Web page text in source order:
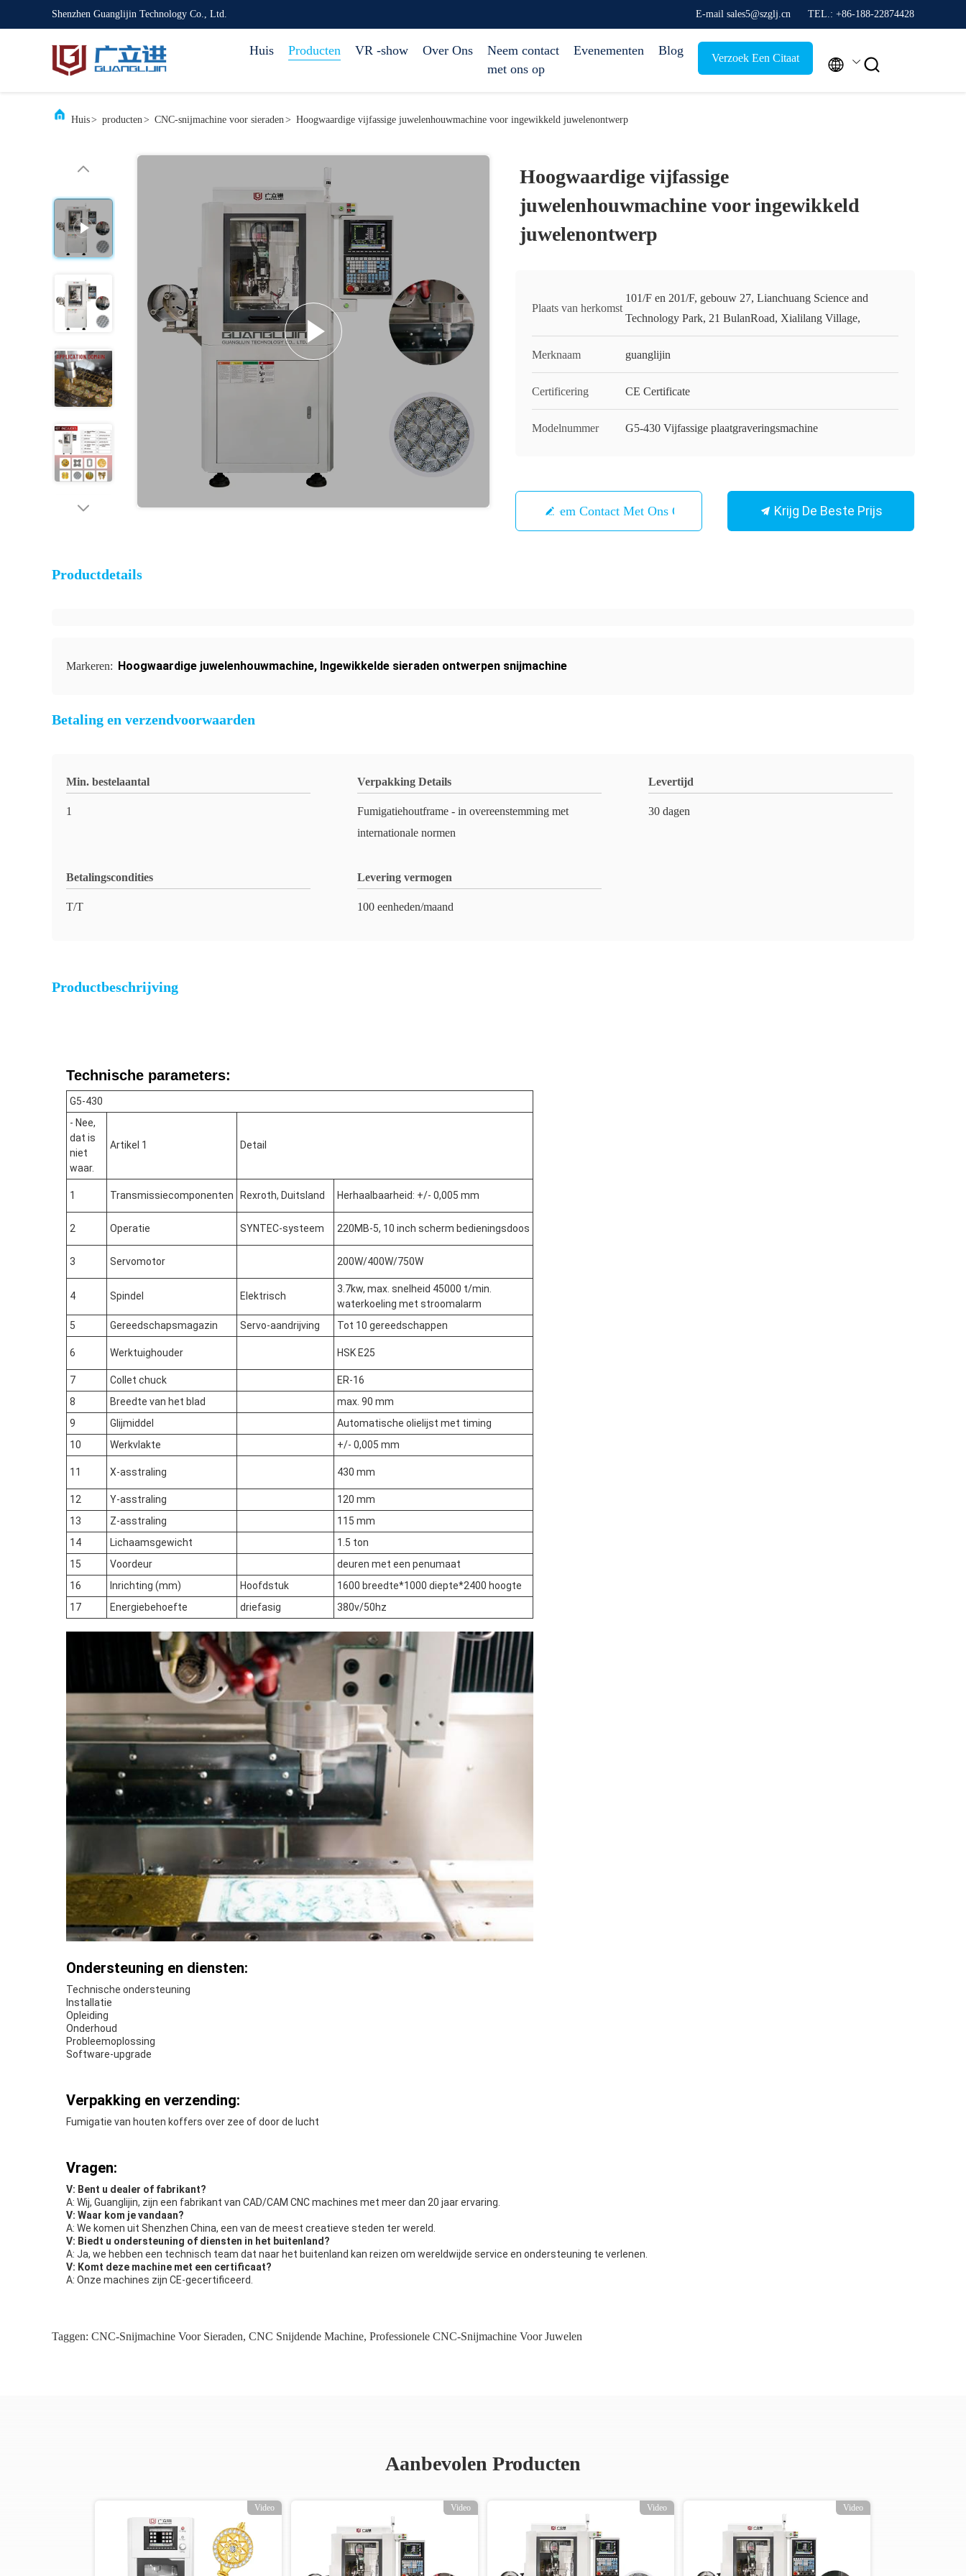
Shenzhen Guanglijin Technology Co., Ltd. E-mail sales5@szglj.cn TEL.: +86-188-22874428
Huis Producten VR -show Over Ons
Neem contact
met ons op
Evenementen Blog
Verzoek Een Citaat  
Huis> producten> CNC-snijmachine voor sieraden> Hoogwaardige vijfassige juwelenhouwmachine voor ingewikkeld juwelenontwerp
Hoogwaardige vijfassige
juwelenhouwmachine voor ingewikkeld
juwelenontwerp
Plaats van herkomst
101/F en 201/F, gebouw 27, Lianchuang Science and
Technology Park, 21 BulanRoad, Xialilang Village,
Merknaam guanglijin
Certificering CE Certificate
Modelnummer G5-430 Vijfassige plaatgraveringsmachine
Neem Contact Met Ons Op Krijg De Beste Prijs
Productdetails
Markeren: Hoogwaardige juwelenhouwmachine, Ingewikkelde sieraden ontwerpen snijmachine
Betaling en verzendvoorwaarden
Min. bestelaantal
1
Verpakking Details
Fumigatiehoutframe - in overeenstemming met
internationale normen
Levertijd
30 dagen
Betalingscondities
T/T
Levering vermogen
100 eenheden/maand
Productbeschrijving
Technische parameters:
G5-430
- Nee,
dat is
niet
waar.
Artikel 1 Detail
1 Transmissiecomponenten Rexroth, Duitsland Herhaalbaarheid: +/- 0,005 mm
2 Operatie SYNTEC-systeem 220MB-5, 10 inch scherm bedieningsdoos
3 Servomotor 200W/400W/750W
4 Spindel Elektrisch
3.7kw, max. snelheid 45000 t/min.
waterkoeling met stroomalarm
5
Gereedschapsmagazin Servo-aandrijving Tot 10 gereedschappen
6 Werktuighouder HSK E25
7 Collet chuck
ER-16
8
Breedte van het blad
max. 90 mm
9
Glijmiddel
Automatische olielijst met timing
10
Werkvlakte +/- 0,005 mm
11 X-asstraling 430 mm
12 Y-asstraling
120 mm
13
Z-asstraling
115 mm
14
Lichaamsgewicht
1.5 ton
15
Voordeur
deuren met een penumaat
16
Inrichting (mm) Hoofdstuk
1600 breedte*1000 diepte*2400 hoogte
17
Energiebehoefte driefasig 380v/50hz
Ondersteuning en diensten:
Technische ondersteuning
Installatie
Opleiding
Onderhoud
Probleemoplossing
Software-upgrade
Verpakking en verzending:
Fumigatie van houten koffers over zee of door de lucht
Vragen:
V: Bent u dealer of fabrikant?
A: Wij, Guanglijin, zijn een fabrikant van CAD/CAM CNC machines met meer dan 20 jaar ervaring.
V: Waar kom je vandaan?
A: We komen uit Shenzhen China, een van de meest creatieve steden ter wereld.
V: Biedt u ondersteuning of diensten in het buitenland?
A: Ja, we hebben een technisch team dat naar het buitenland kan reizen om wereldwijde service en ondersteuning te verlenen.
V: Komt deze machine met een certificaat?
A: Onze machines zijn CE-gecertificeerd.
Taggen: CNC-Snijmachine Voor Sieraden, CNC Snijdende Machine, Professionele CNC-Snijmachine Voor Juwelen
Aanbevolen Producten
Video Video Video Video